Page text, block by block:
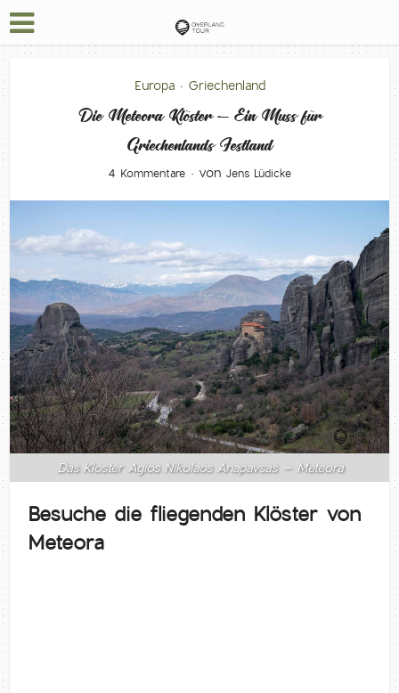
Europa • Griechenland
Die Meteora Klöster – Ein Muss für
Griechenlands Festland
4 Kommentare von Jens Lüdicke
Das Kloster Agios Nikolaos Anapavsas – Meteora
Besuche die fliegenden Klöster von
Meteora